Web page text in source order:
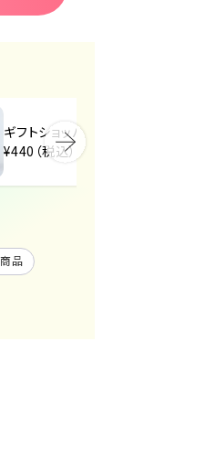
ギフトショッパー（中）
¥440（税込）
品